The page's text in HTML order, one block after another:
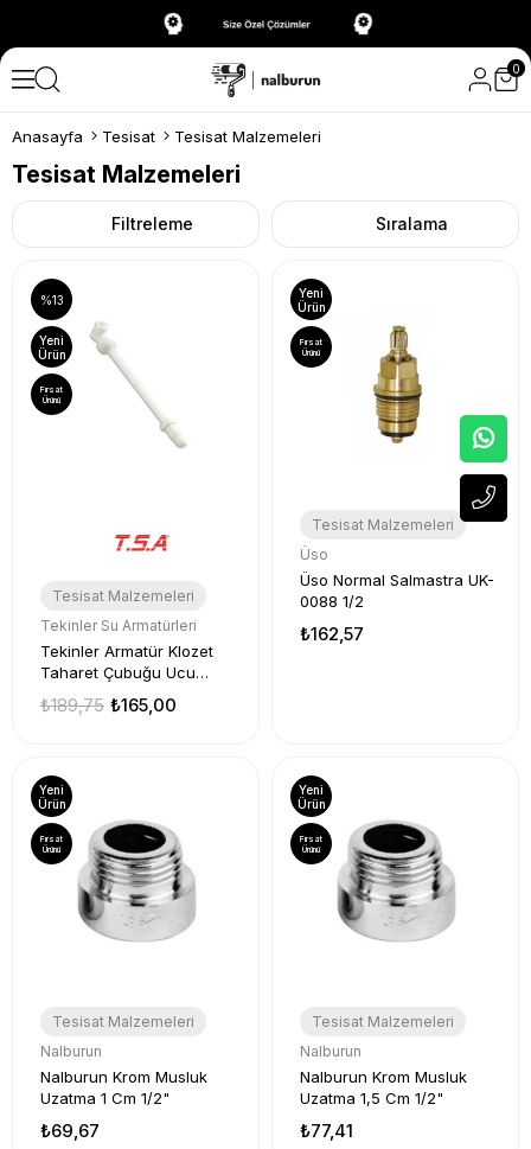
0
Anasayfa Tesisat Tesisat Malzemeleri
Tesisat Malzemeleri
Filtreleme Sıralama
Tesisat Malzemeleri
Tekinler Su Armatürleri
Tekinler Armatür Klozet
Taharet Çubuğu Ucu
₺165,00
₺189,75
%13
Yeni
Ürün
Fırsat
Ürünü
Tesisat Malzemeleri
Üso
Üso Normal Salmastra UK-
0088 1/2
₺162,57
Yeni
Ürün
Fırsat
Ürünü
Tesisat Malzemeleri
Nalburun
Nalburun Krom Musluk
Uzatma 1 Cm 1/2"
₺69,67
Yeni
Ürün
Fırsat
Ürünü
Tesisat Malzemeleri
Nalburun
Nalburun Krom Musluk
Uzatma 1,5 Cm 1/2"
₺77,41
Yeni
Ürün
Fırsat
Ürünü